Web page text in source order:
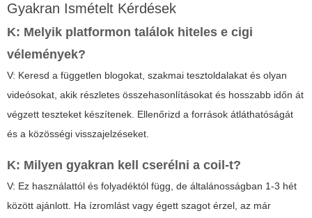
Gyakran Ismételt Kérdések
K: Melyik platformon találok hiteles e cigi
vélemények?
V: Keresd a független blogokat, szakmai tesztoldalakat és olyan
videósokat, akik részletes összehasonlításokat és hosszabb időn át
végzett teszteket készítenek. Ellenőrizd a források átláthatóságát
és a közösségi visszajelzéseket.
K: Milyen gyakran kell cserélni a coil-t?
V: Ez használattól és folyadéktól függ, de általánosságban 1-3 hét
között ajánlott. Ha ízromlást vagy égett szagot érzel, az már